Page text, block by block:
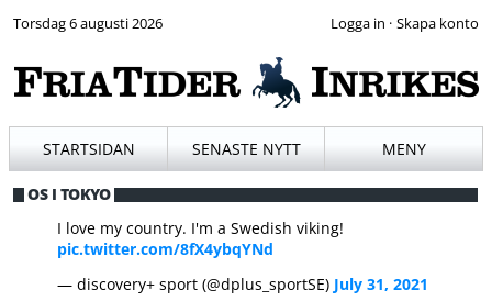
Torsdag 6 augusti 2026 ·
STARTSIDAN SENASTE NYTT MENY
OS I TOKYO
I love my country. I'm a Swedish viking!
pic.twitter.com/8fX4ybqYNd
— discovery+ sport (@dplus_sportSE) July 31, 2021